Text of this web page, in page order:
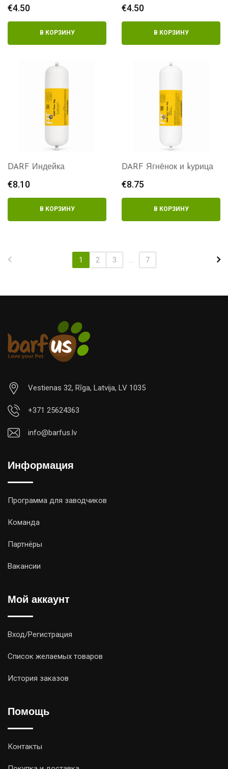
€4.50
В КОРЗИНУ
€4.50
В КОРЗИНУ
DARF Индейка
€8.10
В КОРЗИНУ
DARF Ягнёнок и kурица
€8.75
В КОРЗИНУ
1 2 3 7
Vestienas 32, Rīga, Latvija, LV 1035
+371 25624363
info@barfus.lv
Информация
Программа для заводчиков
Команда
Партнёры
Вакансии
Мой аккаунт
Вход/Регистрация
Список желаемых товаров
История заказов
Помощь
Контакты